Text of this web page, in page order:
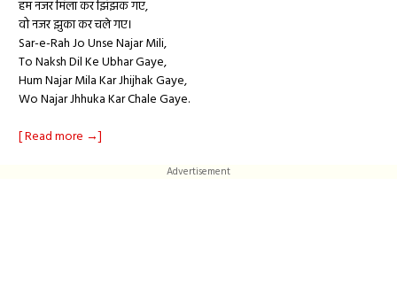
हम नजर मिला कर झिझक गए,
वो नजर झुका कर चले गए।
Sar-e-Rah Jo Unse Najar Mili,
To Naksh Dil Ke Ubhar Gaye,
Hum Najar Mila Kar Jhijhak Gaye,
Wo Najar Jhhuka Kar Chale Gaye.
[ Read more →]
Advertisement